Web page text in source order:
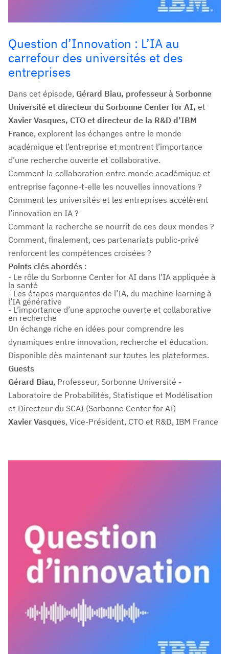
Question d’Innovation : L’IA au
carrefour des universités et des
entreprises
Dans cet épisode, Gérard Biau, professeur à Sorbonne
Université et directeur du Sorbonne Center for AI, et
Xavier Vasques, CTO et directeur de la R&D d’IBM
France, explorent les échanges entre le monde
académique et l’entreprise et montrent l’importance
d’une recherche ouverte et collaborative.
Comment la collaboration entre monde académique et
entreprise façonne-t-elle les nouvelles innovations ?
Comment les universités et les entreprises accélèrent
l’innovation en IA ?
Comment la recherche se nourrit de ces deux mondes ?
Comment, finalement, ces partenariats public-privé
renforcent les compétences croisées ?
Points clés abordés :
- Le rôle du Sorbonne Center for AI dans l’IA appliquée à
la santé
- Les étapes marquantes de l’IA, du machine learning à
l’IA générative
- L’importance d’une approche ouverte et collaborative
en recherche
Un échange riche en idées pour comprendre les
dynamiques entre innovation, recherche et éducation.
Disponible dès maintenant sur toutes les plateformes.
Guests
Gérard Biau, Professeur, Sorbonne Université -
Laboratoire de Probabilités, Statistique et Modélisation
et Directeur du SCAI (Sorbonne Center for AI)
Xavier Vasques, Vice-Président, CTO et R&D, IBM France